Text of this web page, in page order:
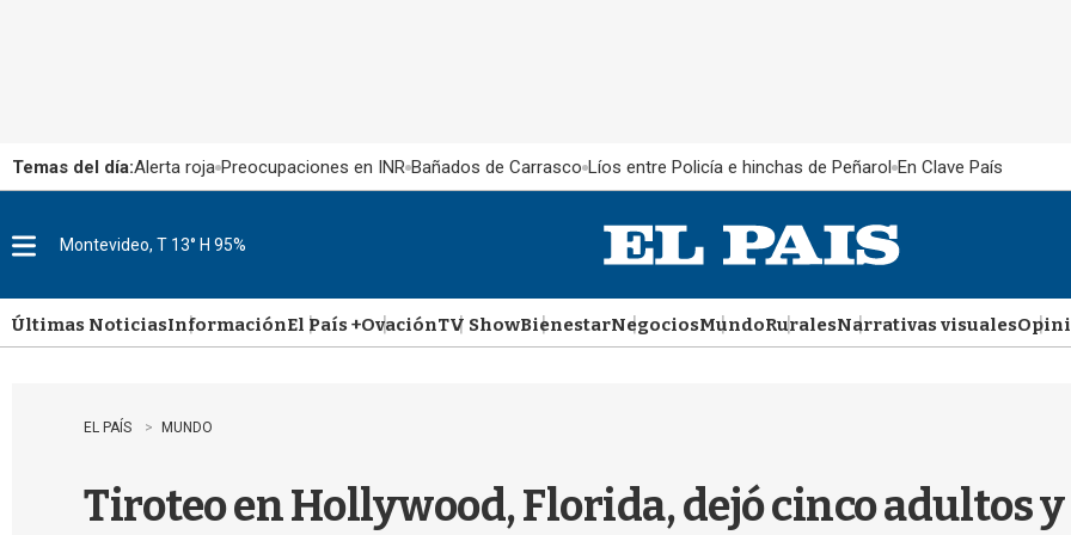
Temas del día:Alerta roja Preocupaciones en INR Bañados de Carrasco Líos entre Policía e hinchas de Peñarol En Clave País
u
Montevideo, T 13° H 95%
Últimas NoticiasInformaciónEl País +OvaciónTV ShowBienestarNegociosMundoRuralesNarrativas visuales
EL PAÍS MUNDO
Tiroteo en Hollywood, Florida, dejó cinco adultos